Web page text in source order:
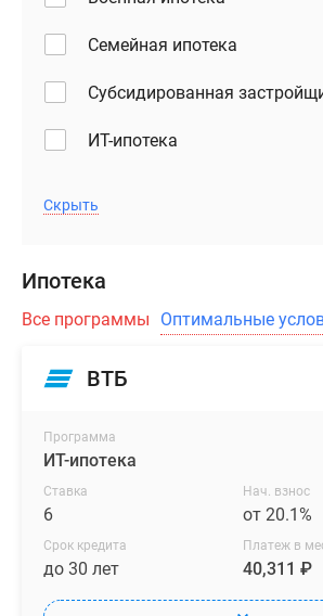
Семейная ипотека
Субсидированная
ИТ-ипотека
Скрыть
Ипотека
Все программы Оптимальные
ВТБ
Программа
ИТ-ипотека
Ставка
6
Нач. взнос
от 20.1%
Срок кредита
до 30 лет
Платеж в
40,311 ₽